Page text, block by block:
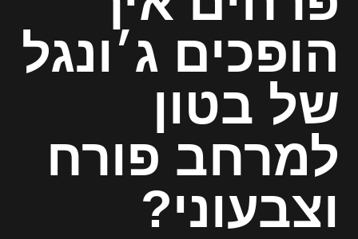
הופכים ג׳ונגל
של בטון
למרחב פורח
וצבעוני?